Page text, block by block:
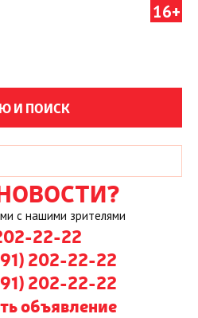
16+
И ПОИСК
с нашими зрителями
22-22
202-22-22
202-22-22
объявление